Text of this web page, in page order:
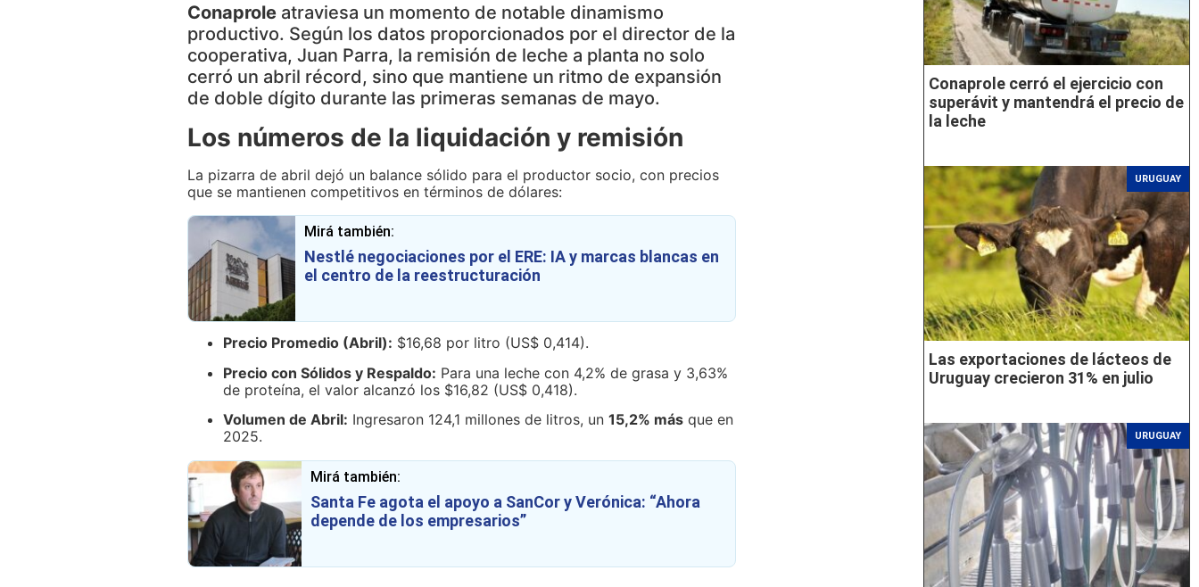
Conaprole atraviesa un momento de notable dinamismo
productivo. Según los datos proporcionados por el director de la
cooperativa, Juan Parra, la remisión de leche a planta no solo
cerró un abril récord, sino que mantiene un ritmo de expansión
de doble dígito durante las primeras semanas de mayo.
Los números de la liquidación y remisión
La pizarra de abril dejó un balance sólido para el productor socio, con precios
que se mantienen competitivos en términos de dólares:
Mirá también:
Nestlé negociaciones por el ERE: IA y marcas blancas en
el centro de la reestructuración
Precio Promedio (Abril): $16,68 por litro (US$ 0,414).
Precio con Sólidos y Respaldo: Para una leche con 4,2% de grasa y 3,63%
de proteína, el valor alcanzó los $16,82 (US$ 0,418).
Volumen de Abril: Ingresaron 124,1 millones de litros, un 15,2% más que en
2025.
Mirá también:
Santa Fe agota el apoyo a SanCor y Verónica: “Ahora
depende de los empresarios”
Conaprole cerró el ejercicio con
superávit y mantendrá el precio de
la leche
URUGUAY
Las exportaciones de lácteos de
Uruguay crecieron 31% en julio
URUGUAY